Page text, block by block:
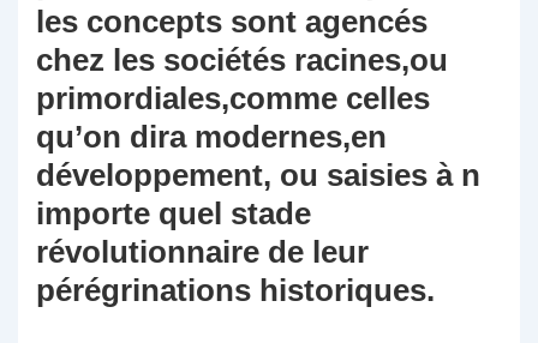
les concepts sont agencés
chez les sociétés racines,ou
primordiales,comme celles
qu’on dira modernes,en
développement, ou saisies à n
importe quel stade
révolutionnaire de leur
pérégrinations historiques.